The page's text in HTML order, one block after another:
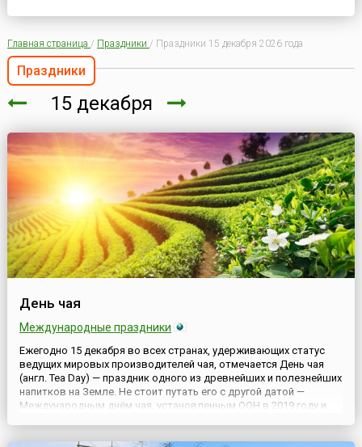
Главная страница / Праздники / Праздники 15 декабря 2026 года
Праздники
15 декабря
День чая
Международные праздники
Ежегодно 15 декабря во всех странах, удерживающих статус
ведущих мировых производителей чая, отмечается День чая
(англ. Tea Day) — праздник одного из древнейших и полезнейших
напитков на Земле. Не стоит путать его с другой датой —
Международным днём чая, установленным ООН в 2019 году и